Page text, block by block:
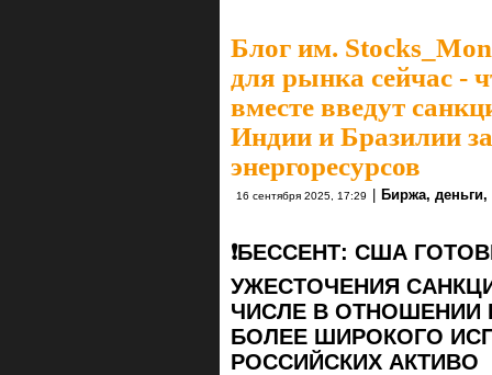
Блог им.
для рынка сейчас -
вместе введут
Индии и Бразилии
энергоресурсов
16 сентября 2025, 17:29 | Биржа,
❗️БЕССЕНТ: США
УЖЕСТОЧЕНИЯ
ЧИСЛЕ В ОТНОШЕНИИ
БОЛЕЕ ШИРОКОГО
РОССИЙСКИХ АКТИВО